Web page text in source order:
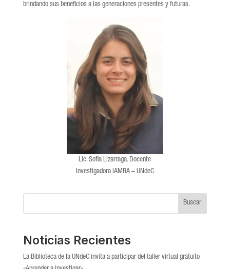
brindando sus beneficios a las generaciones presentes y futuras.
Lic. Sofia Lizarraga. Docente
Investigadora IAMRA – UNdeC
Buscar
Noticias Recientes
La Biblioteca de la UNdeC invita a participar del taller virtual gratuito